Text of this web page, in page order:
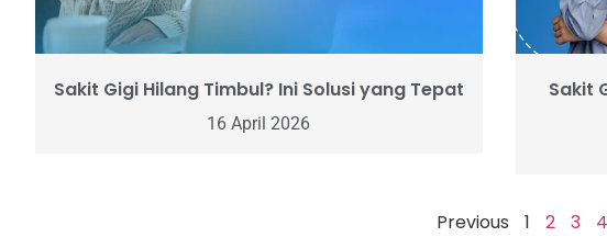
Sakit Gigi Hilang Timbul? Ini Solusi yang Tepat
16 April 2026
Sakit
Previous 1 2 3 4